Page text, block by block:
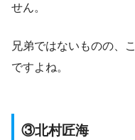
せん。
兄弟ではないものの、
ですよね。
③北村匠海